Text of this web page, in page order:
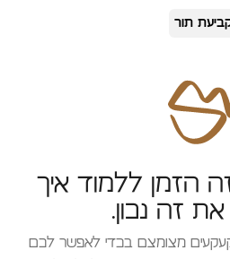
תור
הזמן ללמוד איך
זה נכון.
מקעקעים מצומצם בכדי לאפשר לכם